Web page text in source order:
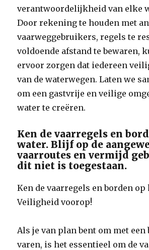
verantwoordelijkheid van elke
Door rekening te houden met
vaarweggebruikers, regels te
voldoende afstand te bewaren,
ervoor zorgen dat iedereen
van de waterwegen. Laten we
om een gastvrije en veilige
water te creëren.
Ken de vaarregels en
water. Blijf op de
vaarroutes en vermijd
dit niet is toegestaan.
Ken de vaarregels en borden op
Veiligheid voorop!
Als je van plan bent om met een
varen, is het essentieel om de